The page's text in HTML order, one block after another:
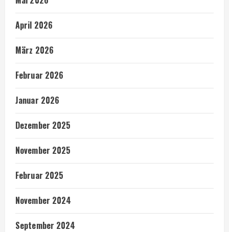
April 2026
März 2026
Februar 2026
Januar 2026
Dezember 2025
November 2025
Februar 2025
November 2024
September 2024